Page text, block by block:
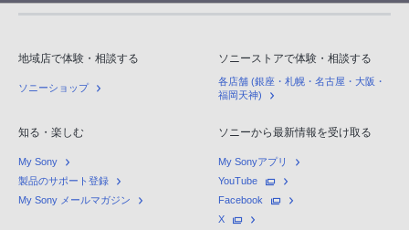
地域店で体験・相談する
ソニーショップ
ソニーストアで体験・相談する
各店舗 (銀座・札幌・名古屋・大阪・
福岡天神)
知る・楽しむ
My Sony
製品のサポート登録
My Sony メールマガジン
ソニーから最新情報を受け取る
My Sonyアプリ
YouTube
Facebook
X